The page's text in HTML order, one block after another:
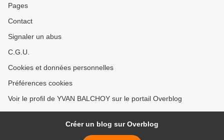
Pages
Contact
Signaler un abus
C.G.U.
Cookies et données personnelles
Préférences cookies
Voir le profil de YVAN BALCHOY sur le portail Overblog
Créer un blog sur Overblog